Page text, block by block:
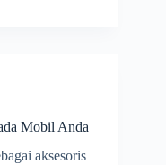
Mobil Anda
aksesoris